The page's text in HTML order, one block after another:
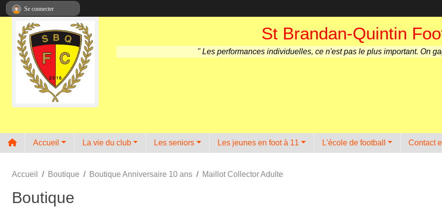
St Brandan-Quintin
" Les performances individuelles, ce n'est pas le plus important. On
Accueil La vie du club Les seniors Les jeunes en foot à 11 L'école de football Contact
Accueil Boutique Boutique Anniversaire 10 ans Maillot Collector Adulte
Boutique
Se connecter
Panneau de gestion des cookies